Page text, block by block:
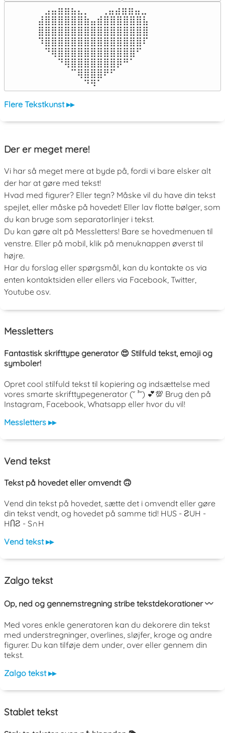
⠀⣠⣤⣶⣶⣦⣄⡀  ⠀⢀⣤⣴⣶⣶⣤⣀⠀
⣼⣿⣿⣿⣿⣿⣿⣷⣤⣾⣿⣿⣿⣿⣿⣿⣧
⣿⣿⣿⣿⣿⣿⣿⣿⣿⣿⣿⣿⣿⣿⣿⣿⣿
⠹⣿⣿⣿⣿⣿⣿⣿⣿⣿⣿⣿⣿⣿⣿⣿⠏
⠀⠙⢿⣿⣿⣿⣿⣿⣿⣿⣿⣿⣿⣿⣿⠋⠀
⠀⠀⠀⠙⢿⣿⣿⣿⣿⣿⣿⣿⡿⠛⠁⠀⠀
⠀⠀⠀⠀⠀⠉⢿⣿⣿⣿⠟⠋⠀⠀⠀⠀⠀
⠀⠀⠀⠀⠀⠀⠀⠙⠻⠁⠀⠀⠀⠀⠀⠀⠀⠀⠀⠀⠀⠀⠀
Flere Tekstkunst ▸▸
Der er meget mere!
Vi har så meget mere at byde på, fordi vi bare elsker alt
der har at gøre med tekst!
Hvad med figurer? Eller tegn? Måske vil du have din tekst
spejlet, eller måske på hovedet! Eller lav flotte bølger, som
du kan bruge som separatorlinjer i tekst.
Du kan gøre alt på Messletters! Bare se hovedmenuen til
venstre. Eller på mobil, klik på menuknappen øverst til
højre.
Har du forslag eller spørgsmål, kan du kontakte os via
enten kontaktsiden eller ellers via Facebook, Twitter,
Youtube osv.
Messletters
Fantastisk skrifttype generator 😍 Stilfuld tekst, emoji og
symboler!
Opret cool stilfuld tekst til kopiering og indsættelse med
vores smarte skrifttypegenerator (˘ ³˘) 💕💯 Brug den på
Instagram, Facebook, Whatsapp eller hvor du vil!
Messletters ▸▸
Vend tekst
Tekst på hovedet eller omvendt 🙃
Vend din tekst på hovedet, sætte det i omvendt eller gøre
din tekst vendt, og hovedet på samme tid! HUS - ƧUH -
HႶƧ - S∩H
Vend tekst ▸▸
Zalgo tekst
Op, ned og gennemstregning stribe tekstdekorationer 〰️
Med vores enkle generatoren kan du dekorere din tekst
med understregninger, overlines, sløjfer, kroge og andre
figurer. Du kan tilføje dem under, over eller gennem din
tekst.
Zalgo tekst ▸▸
Stablet tekst